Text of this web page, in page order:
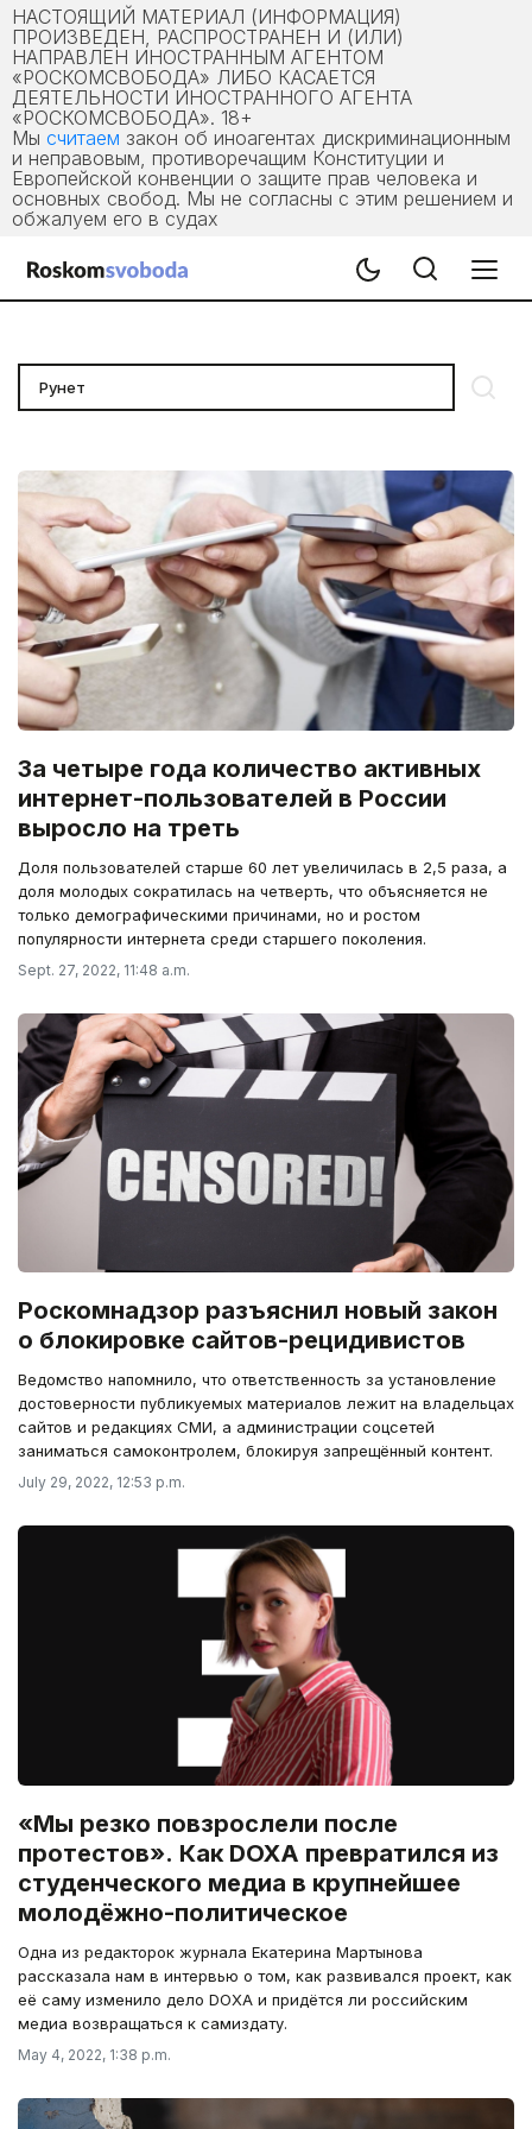
НАСТОЯЩИЙ МАТЕРИАЛ (ИНФОРМАЦИЯ)
ПРОИЗВЕДЕН, РАСПРОСТРАНЕН И (ИЛИ)
НАПРАВЛЕН ИНОСТРАННЫМ АГЕНТОМ
«РОСКОМСВОБОДА» ЛИБО КАСАЕТСЯ
ДЕЯТЕЛЬНОСТИ ИНОСТРАННОГО АГЕНТА
«РОСКОМСВОБОДА». 18+
Мы считаем закон об иноагентах дискриминационным
и неправовым, противоречащим Конституции и
Европейской конвенции о защите прав человека и
основных свобод. Мы не согласны с этим решением и
обжалуем его в судах
За четыре года количество активных
интернет-пользователей в России
выросло на треть
Доля пользователей старше 60 лет увеличилась в 2,5 раза, а
доля молодых сократилась на четверть, что объясняется не
только демографическими причинами, но и ростом
популярности интернета среди старшего поколения.
Sept. 27, 2022, 11:48 a.m.
Роскомнадзор разъяснил новый закон
о блокировке сайтов-рецидивистов
Ведомство напомнило, что ответственность за установление
достоверности публикуемых материалов лежит на владельцах
сайтов и редакциях СМИ, а администрации соцсетей
заниматься самоконтролем, блокируя запрещённый контент.
July 29, 2022, 12:53 p.m.
«Мы резко повзрослели после
протестов». Как DOXA превратился из
студенческого медиа в крупнейшее
молодёжно-политическое
Одна из редакторок журнала Екатерина Мартынова
рассказала нам в интервью о том, как развивался проект, как
её саму изменило дело DOXA и придётся ли российским
медиа возвращаться к самиздату.
May 4, 2022, 1:38 p.m.